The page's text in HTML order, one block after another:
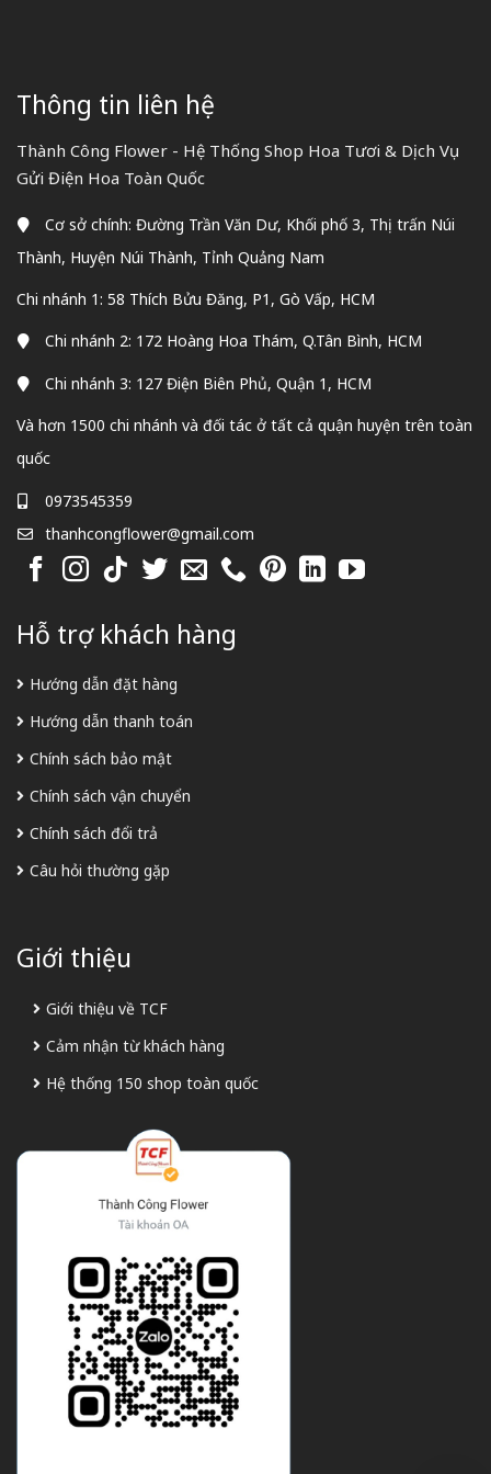
Thông tin liên hệ
Thành Công Flower - Hệ Thống Shop Hoa Tươi & Dịch Vụ
Gửi Điện Hoa Toàn Quốc
Cơ sở chính: Đường Trần Văn Dư, Khối phố 3, Thị trấn Núi
Thành, Huyện Núi Thành, Tỉnh Quảng Nam
Chi nhánh 1: 58 Thích Bửu Đăng, P1, Gò Vấp, HCM
Chi nhánh 2: 172 Hoàng Hoa Thám, Q.Tân Bình, HCM
Chi nhánh 3: 127 Điện Biên Phủ, Quận 1, HCM
Và hơn 1500 chi nhánh và đối tác ở tất cả quận huyện trên toàn
quốc
0973545359
thanhcongflower@gmail.com
Hỗ trợ khách hàng
Hướng dẫn đặt hàng
Hướng dẫn thanh toán
Chính sách bảo mật
Chính sách vận chuyển
Chính sách đổi trả
Câu hỏi thường gặp
Giới thiệu
Giới thiệu về TCF
Cảm nhận từ khách hàng
Hệ thống 150 shop toàn quốc